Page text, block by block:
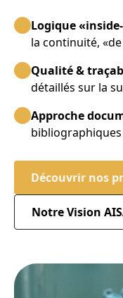
Logique
la continuité,
Qualité &
détaillés sur la
Approche
bibliographiques
Découvrir nos
Notre Vision